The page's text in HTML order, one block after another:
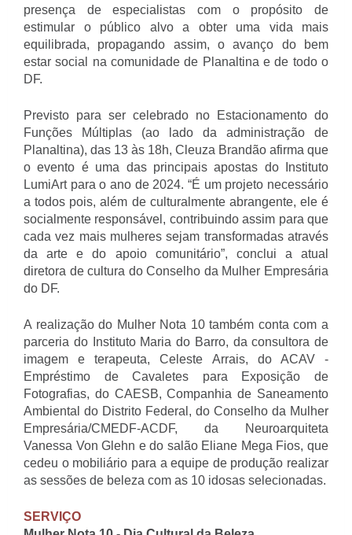
presença de especialistas com o propósito de
estimular o público alvo a obter uma vida mais
equilibrada, propagando assim, o avanço do bem
estar social na comunidade de Planaltina e de todo o
DF.
Previsto para ser celebrado no Estacionamento do
Funções Múltiplas (ao lado da administração de
Planaltina), das 13 às 18h, Cleuza Brandão afirma que
o evento é uma das principais apostas do Instituto
LumiArt para o ano de 2024. “É um projeto necessário
a todos pois, além de culturalmente abrangente, ele é
socialmente responsável, contribuindo assim para que
cada vez mais mulheres sejam transformadas através
da arte e do apoio comunitário”, conclui a atual
diretora de cultura do Conselho da Mulher Empresária
do DF.
A realização do Mulher Nota 10 também conta com a
parceria do Instituto Maria do Barro, da consultora de
imagem e terapeuta, Celeste Arrais, do ACAV -
Empréstimo de Cavaletes para Exposição de
Fotografias, do CAESB, Companhia de Saneamento
Ambiental do Distrito Federal, do Conselho da Mulher
Empresária/CMEDF-ACDF, da Neuroarquiteta
Vanessa Von Glehn e do salão Eliane Mega Fios, que
cedeu o mobiliário para a equipe de produção realizar
as sessões de beleza com as 10 idosas selecionadas.
SERVIÇO